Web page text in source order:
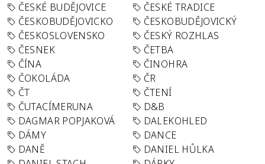
ČESKÉ BUDĚJOVICE
ČESKÉ TRADICE
ČESKOBUDĚJOVICKO
ČESKOBUDĚJOVICKÝ
ČESKOSLOVENSKO
ČESKÝ ROZHLAS
ČESNEK
ČETBA
ČÍNA
ČINOHRA
ČOKOLÁDA
ČR
ČT
ČTENÍ
ČUTACÍMERUNA
D&B
DAGMAR POPJAKOVÁ
DALEKOHLED
DÁMY
DANCE
DANĚ
DANIEL HŮLKA